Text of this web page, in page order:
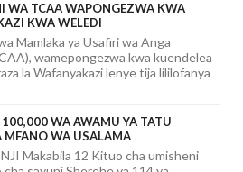
WA TCAA WAPONGEZWA KWA
KWA WELEDI
Mamlaka ya Usafiri wa Anga
wamepongezwa kwa kuendelea
la Wafanyakazi lenye tija lililofanya
WA AWAMU YA TATU
WA USALAMA
Makabila 12 Kituo cha umisheni